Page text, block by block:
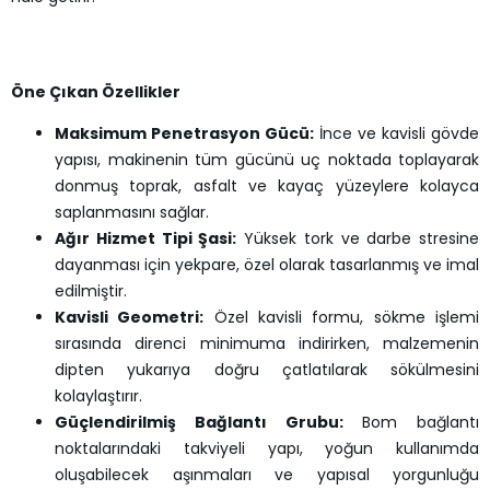
Öne Çıkan Özellikler
Maksimum Penetrasyon Gücü: İnce ve kavisli gövde
yapısı, makinenin tüm gücünü uç noktada toplayarak
donmuş toprak, asfalt ve kayaç yüzeylere kolayca
saplanmasını sağlar.
Ağır Hizmet Tipi Şasi: Yüksek tork ve darbe stresine
dayanması için yekpare, özel olarak tasarlanmış ve imal
edilmiştir.
Kavisli Geometri: Özel kavisli formu, sökme işlemi
sırasında direnci minimuma indirirken, malzemenin
dipten yukarıya doğru çatlatılarak sökülmesini
kolaylaştırır.
Güçlendirilmiş Bağlantı Grubu:Bom bağlantı
noktalarındaki takviyeli yapı, yoğun kullanımda
oluşabilecek aşınmaları ve yapısal yorgunluğu